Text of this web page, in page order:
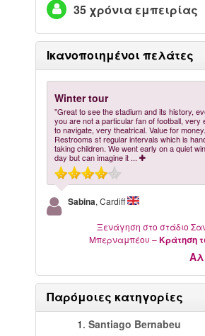
35 χρόνια εμπειρίας
Ικανοποιημένοι πελάτες
Winter tour
"Great to see the stadium and its history,
you are not a particular fan of football, very
to navigate, very theatrical. Value for money.
Restrooms st regular intervals which is
taking children. We went early on a quiet
day but can imagine it ...
Sabina, Cardiff
Ξενάγηση στο στάδιο
Μπερναμπέου –Kράτηση
Παρόμοιες κατηγορίες
1. Santiago Bernabeu